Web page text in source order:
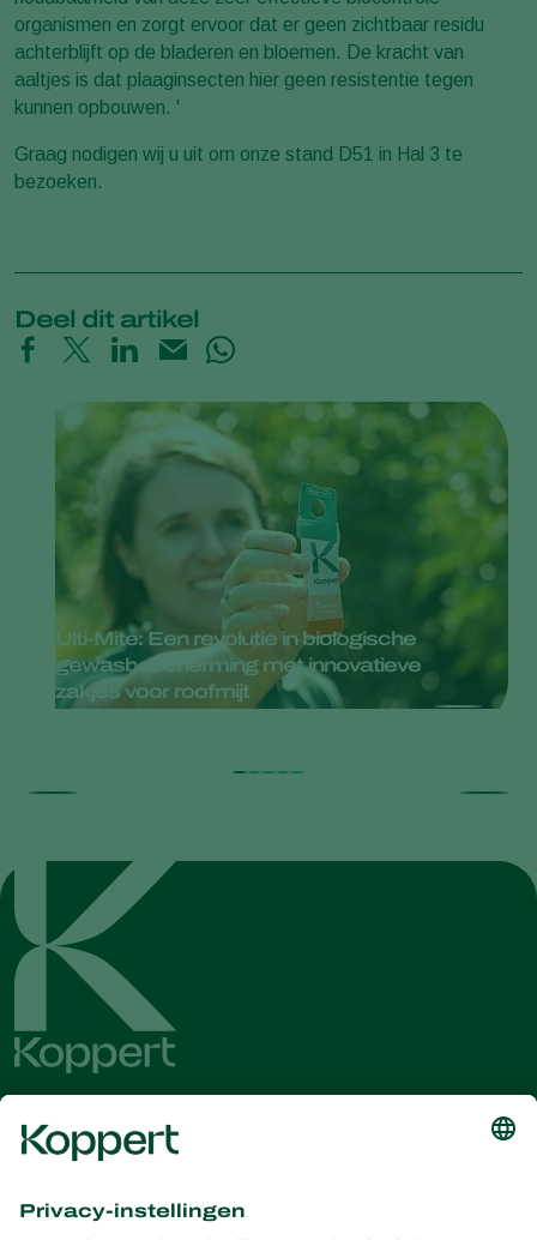
organismen en zorgt ervoor dat er geen zichtbaar residu
achterblijft op de bladeren en bloemen. De kracht van
aaltjes is dat plaaginsecten hier geen resistentie tegen
kunnen opbouwen. '
Graag nodigen wij u uit om onze stand D51 in Hal 3 te
bezoeken.
Deel dit artikel
Ulti-Mite: Een revolutie in biologische
gewasbescherming met innovatieve
zakjes voor roofmijt
Ontvang het laatste nieuws en
informatie